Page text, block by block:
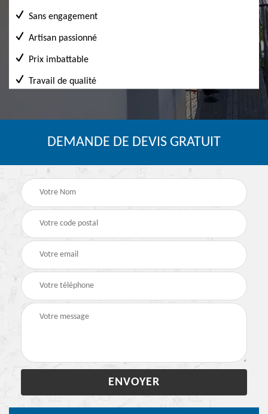
Sans engagement
Artisan passionné
Prix imbattable
Travail de qualité
DEMANDE DE DEVIS GRATUIT